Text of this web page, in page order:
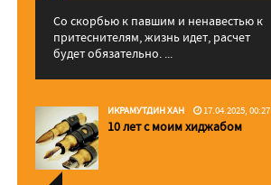
Со скорбью к павшим и ненавестью к
притеснителям, жизнь идет, расчет
будет обязательно. ...
ИКРАМУТДИН ХАН 17.04.2025, 00:27
10 лет с моим хиджабом